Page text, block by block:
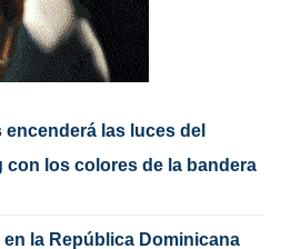
las luces del
con los colores de la bandera
en la República Dominicana